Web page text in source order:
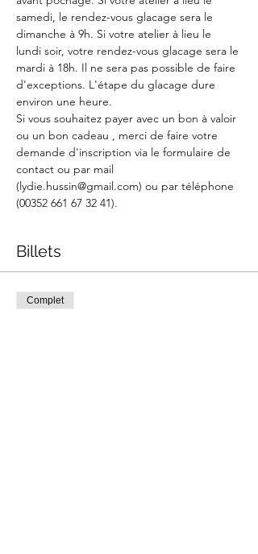
samedi, le rendez-vous glacage sera le
dimanche à 9h. Si votre atelier à lieu le
lundi soir, votre rendez-vous glacage sera le
mardi à 18h. Il ne sera pas possible de faire
d'exceptions. L'étape du glacage dure
environ une heure.
Si vous souhaitez payer avec un bon à valoir
ou un bon cadeau , merci de faire votre
demande d'inscription via le formulaire de
contact ou par mail
(lydie.hussin@gmail.com) ou par téléphone
(00352 661 67 32 41).
Billets
Complet